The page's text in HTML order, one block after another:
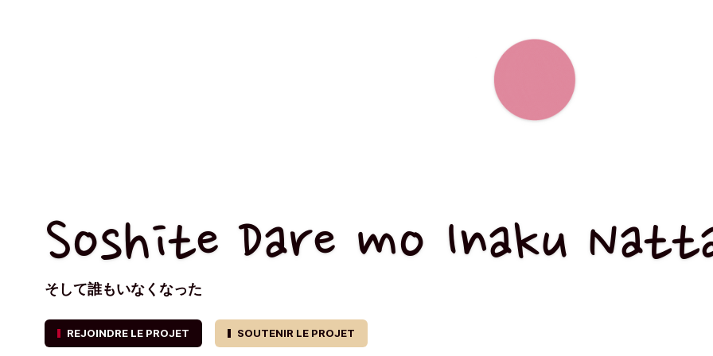
Soshite Dare mo Inaku
そして誰もいなくなった
REJOINDRE LE PROJET SOUTENIR LE PROJET